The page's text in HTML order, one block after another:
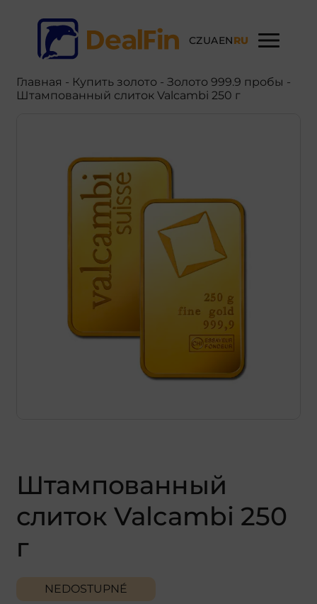
CZUAENRU
Главная - Купить золото - Золото 999.9 пробы -
Штампованный слиток Valcambi 250 г
Штампованный
слиток Valcambi 250
г
NEDOSTUPNÉ